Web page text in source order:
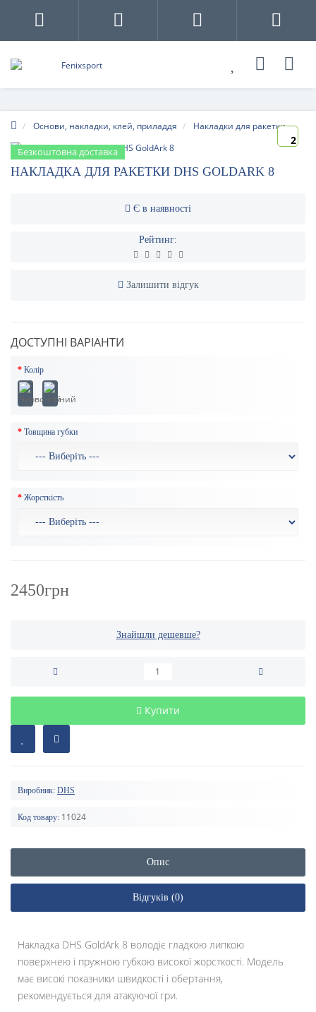
Основи, накладки, клей, приладдя Накладки для ракетки
Безкоштовна доставка
2
НАКЛАДКА ДЛЯ РАКЕТКИ DHS GOLDARK 8
Є в наявності
Рейтинг:
Залишити відгук
ДОСТУПНІ ВАРІАНТИ
Колір
Товщина губки
Жорсткість
2450грн
Знайшли дешевше?
Купити
Виробник: DHS
Код товару: 11024
Опис
Відгуків (0)
Накладка DHS GoldArk 8 володіє гладкою липкою
поверхнею і пружною губкою високої жорсткості. Модель
має високі показники швидкості і обертання,
рекомендується для атакуючої гри.